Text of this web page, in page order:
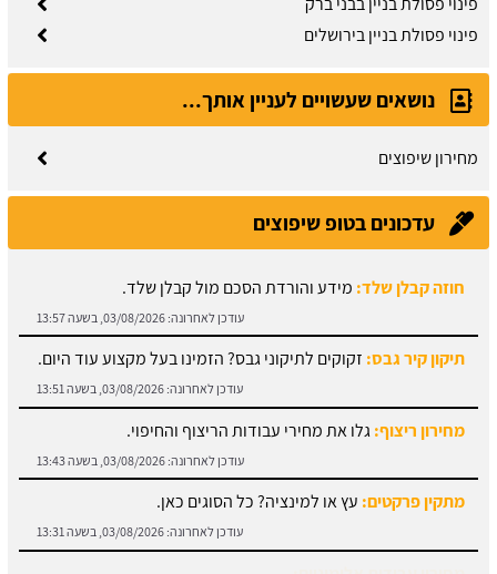
פינוי פסולת בניין בירושלים
נושאים שעשויים לעניין אותך...
מחירון שיפוצים
עדכונים בטופ שיפוצים
חוזה קבלן שלד: מידע והורדת הסכם מול קבלן שלד.
עודכן לאחרונה: 03/08/2026, בשעה 13:57
תיקון קיר גבס: זקוקים לתיקוני גבס? הזמינו בעל מקצוע עוד היום.
עודכן לאחרונה: 03/08/2026, בשעה 13:51
מחירון ריצוף:גלו את מחירי עבודות הריצוף והחיפוי.
עודכן לאחרונה: 03/08/2026, בשעה 13:43
מתקין פרקטים: עץ או למינציה? כל הסוגים כאן.
עודכן לאחרונה: 03/08/2026, בשעה 13:31